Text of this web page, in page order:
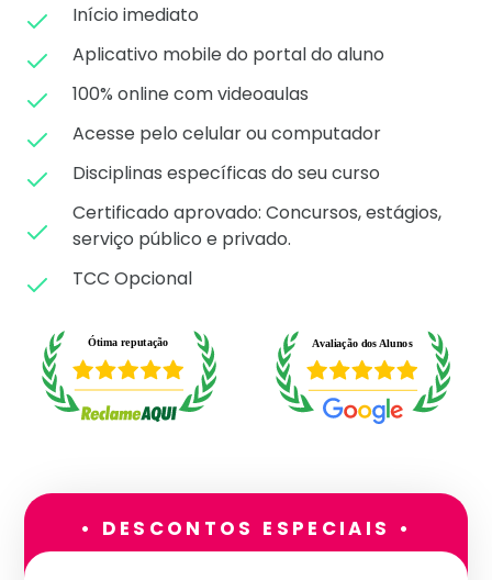
Início imediato
Aplicativo mobile do portal do aluno
100% online com videoaulas
Acesse pelo celular ou computador
Disciplinas específicas do seu curso
Certificado aprovado: Concursos, estágios,
serviço público e privado.
TCC Opcional
• DESCONTOS ESPECIAIS •